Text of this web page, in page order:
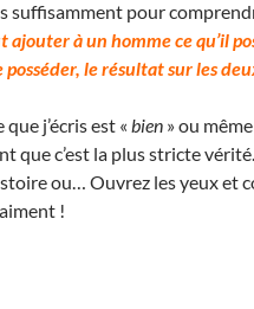
suffisamment pour
ajouter à un homme ce qu’il
posséder, le résultat sur les
que j’écris est « bien » ou
que c’est la plus stricte
ou… Ouvrez les yeux et
!